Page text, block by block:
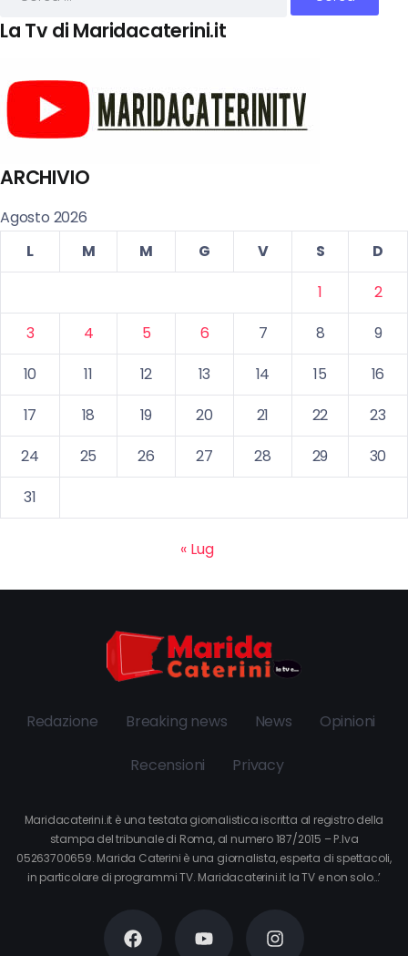
La Tv di Maridacaterini.it
ARCHIVIO
Agosto 2026
L
M M G V S
D
1
2
3
4 5 6 7 8
9
10
11 12 13 14 15
16
17
18 19 20 21 22
23
24
25 26 27 28 29
30
31
« Lug
Redazione Breaking news News Opinioni
Recensioni Privacy
Maridacaterini.it è una testata giornalistica iscritta al registro della
stampa del tribunale di Roma, al numero 187/2015 – P.Iva
05263700659. Marida Caterini è una giornalista, esperta di spettacoli,
in particolare di programmi TV. Maridacaterini.it la TV e non solo…’